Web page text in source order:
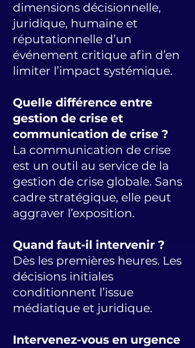
dimensions décisionnelle,
juridique, humaine et
réputationnelle d’un
événement critique afin d’en
limiter l’impact systémique.
Quelle différence entre
gestion de crise et
communication de crise ?
La communication de crise
est un outil au service de la
gestion de crise globale. Sans
cadre stratégique, elle peut
aggraver l’exposition.
Quand faut-il intervenir ?
Dès les premières heures. Les
décisions initiales
conditionnent l’issue
médiatique et juridique.
Intervenez-vous en urgence